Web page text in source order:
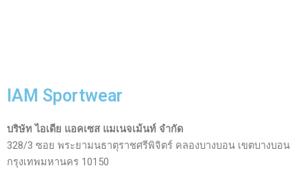
IAM Sportwear
บริษัท ไอเดีย แอคเซส แมเนจเม้นท์ จำกัด
328/3 ซอย พระยามนธาตุราชศรีพิจิตร์ คลองบางบอน เขตบางบอน
กรุงเทพมหานคร 10150